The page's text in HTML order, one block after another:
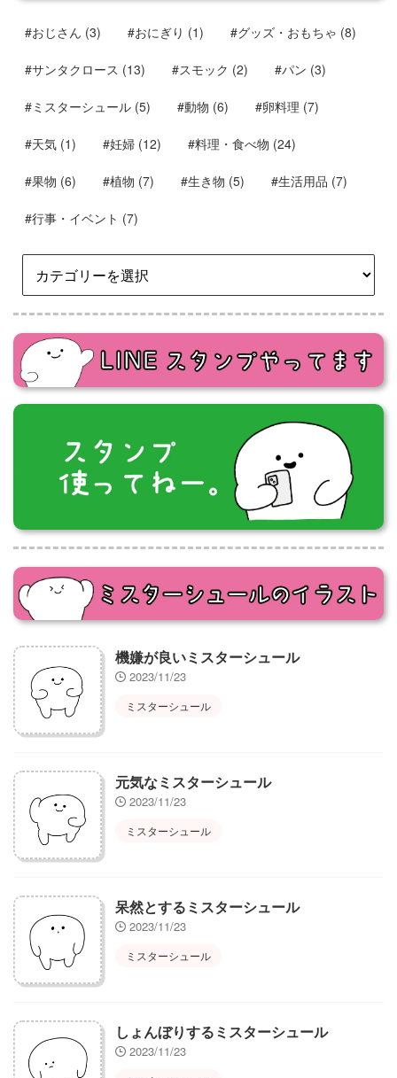
#おじさん (3) #おにぎり (1) #グッズ・おもちゃ (8)
#サンタクロース (13) #スモック (2) #パン (3)
#ミスターシュール (5) #動物 (6) #卵料理 (7)
#天気 (1) #妊婦 (12) #料理・食べ物 (24)
#果物 (6) #植物 (7) #生き物 (5) #生活用品 (7)
#行事・イベント (7)
機嫌が良いミスターシュール
2023/11/23
ミスターシュール
元気なミスターシュール
2023/11/23
ミスターシュール
呆然とするミスターシュール
2023/11/23
ミスターシュール
しょんぼりするミスターシュール
2023/11/23